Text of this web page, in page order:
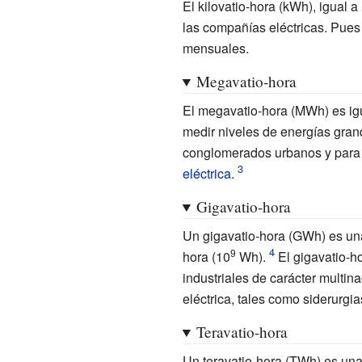
El kilovatio-hora (kWh), igual
las compañías eléctricas.
mensuales.
Megavatio-hora
El megavatio-hora (MWh) es
medir niveles de energías
conglomerados urbanos y
eléctrica.
Gigavatio-hora
Un gigavatio-hora (GWh) es
hora (109 Wh). El gigavatio-
industriales de carácter
eléctrica, tales como
Teravatio-hora